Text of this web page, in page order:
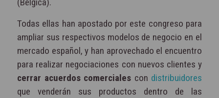
Todas ellas han apostado por este congreso para
ampliar sus respectivos modelos de negocio en el
mercado español, y han aprovechado el encuentro
para realizar negociaciones con nuevos clientes y
cerrar acuerdos comerciales con distribuidores
que venderán sus productos dentro de las